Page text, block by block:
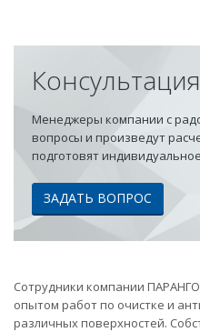
Менеджеры компании с
вопросы и произведут
подготовят
ЗАДАТЬ ВОПРОС
Сотрудники компании
опытом работ по очистке и
различных поверхностей.